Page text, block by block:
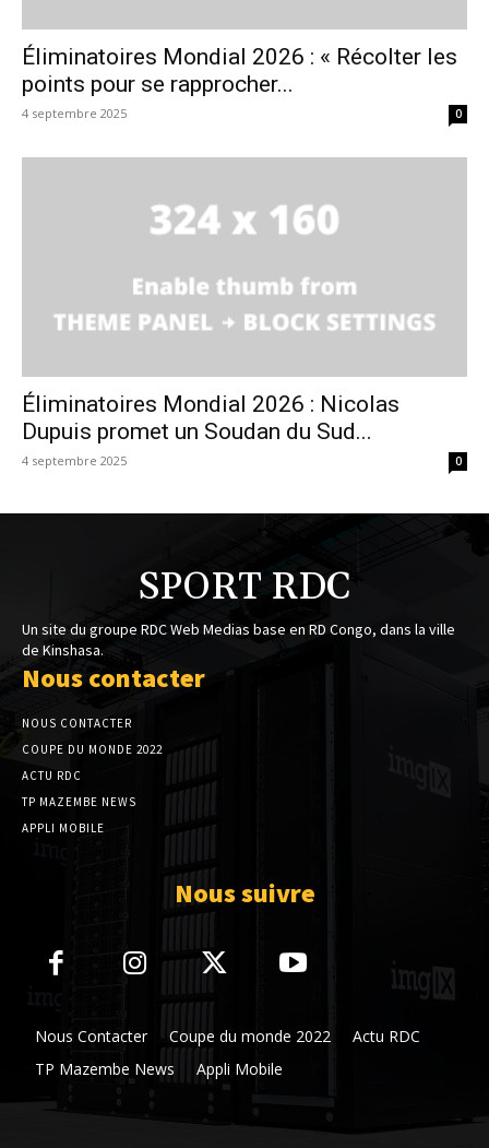
Éliminatoires Mondial 2026 : « Récolter les
points pour se rapprocher...
4 septembre 2025 0
Éliminatoires Mondial 2026 : Nicolas
Dupuis promet un Soudan du Sud...
4 septembre 2025 0
SPORT RDC
Un site du groupe RDC Web Medias base en RD Congo, dans la ville
de Kinshasa.
Nous contacter
NOUS CONTACTER
COUPE DU MONDE 2022
ACTU RDC
TP MAZEMBE NEWS
APPLI MOBILE
Nous suivre
Nous Contacter Coupe du monde 2022
Actu RDC
TP Mazembe News
Appli Mobile